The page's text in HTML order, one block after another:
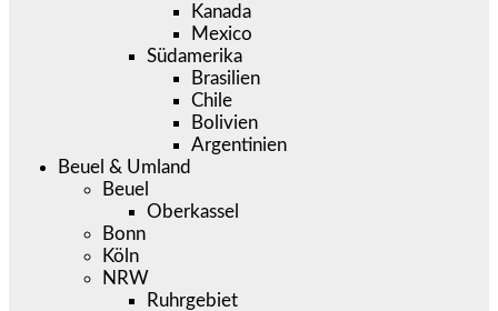
Kanada
Mexico
Südamerika
Brasilien
Chile
Bolivien
Argentinien
Beuel & Umland
Beuel
Oberkassel
Bonn
Köln
NRW
Ruhrgebiet